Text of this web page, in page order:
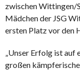
zwischen Wittingen/
Mädchen der JSG
ersten Platz vor den
„Unser Erfolg ist auf
großen